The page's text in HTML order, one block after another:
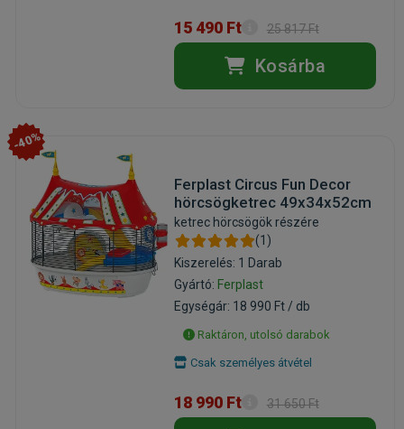
15 490 Ft 25 817 Ft
Kosárba
-40%
Ferplast Circus Fun Decor
hörcsögketrec 49x34x52cm
ketrec hörcsögök részére
(1)
Kiszerelés: 1 Darab
Gyártó: Ferplast
Egységár: 18 990 Ft / db
Raktáron, utolsó darabok
Csak személyes átvétel
18 990 Ft 31 650 Ft